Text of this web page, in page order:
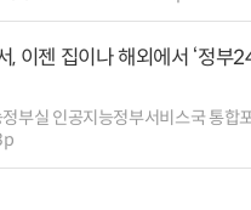
, 이젠 집이나 해외에서 ‘정부
부실 인공지능정부서비스국 통합